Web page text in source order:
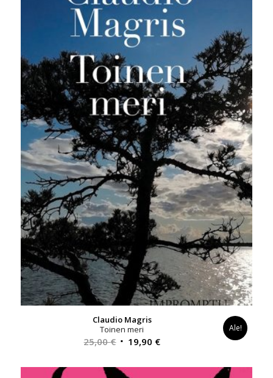
Claudio Magris
Toinen meri
25,00€ Alkuperäinen
oli:
19,90 €Nykyinen
on:
Ale!